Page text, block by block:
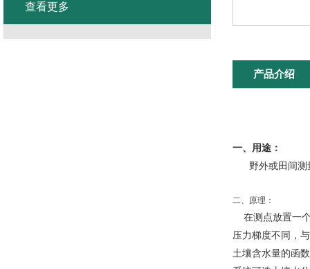
产品介绍
一、用途：
野外或田间测
二、原理：
在测点放置一
压力梯度不同，
土壤含水量的函
查看更多